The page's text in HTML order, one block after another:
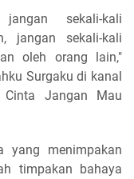
sekali-kali
jangan sekali-kali
oleh orang lain,"
Surgaku di kanal
Cinta Jangan Mau
yang menimpakan
timpakan bahaya